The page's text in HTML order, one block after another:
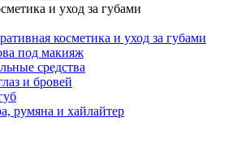
и уход за губами
косметика и уход за губами
под макияж
средства
и бровей
румяна и хайлайтер